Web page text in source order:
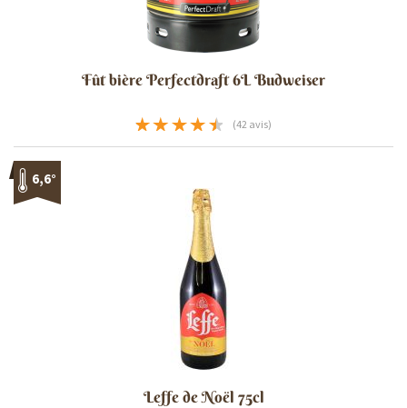
Fût bière Perfectdraft 6L Budweiser
(42 avis)
6,6°
Leffe de Noël 75cl